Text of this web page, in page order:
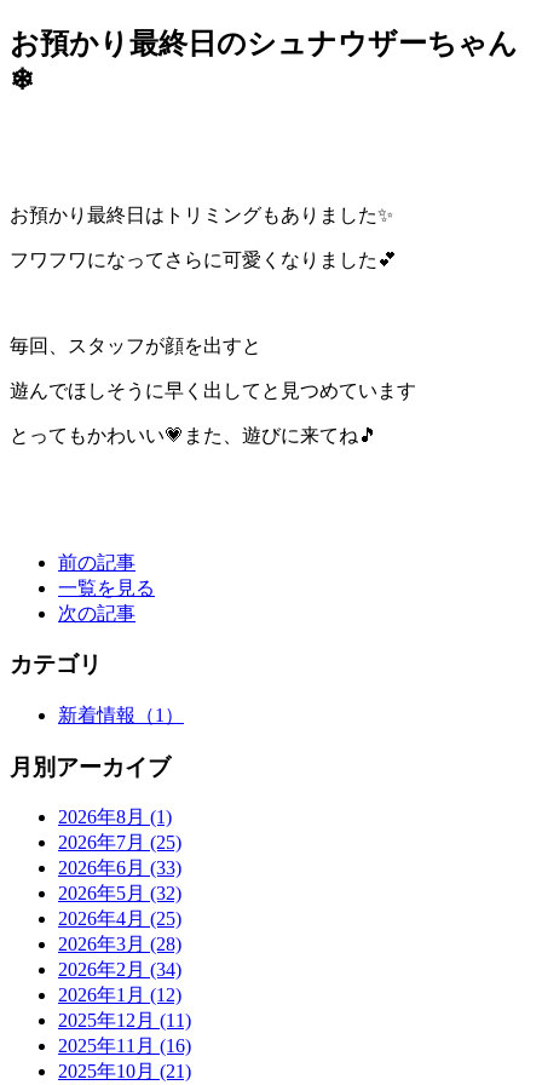
お預かり最終日のシュナウザーちゃん
❄
お預かり最終日はトリミングもありました✨
フワフワになってさらに可愛くなりました💕
毎回、スタッフが顔を出すと
遊んでほしそうに早く出してと見つめています
とってもかわいい💗また、遊びに来てね🎵
前の記事
一覧を見る
次の記事
カテゴリ
新着情報 （1）
月別アーカイブ
2026年8月 (1)
2026年7月 (25)
2026年6月 (33)
2026年5月 (32)
2026年4月 (25)
2026年3月 (28)
2026年2月 (34)
2026年1月 (12)
2025年12月 (11)
2025年11月 (16)
2025年10月 (21)